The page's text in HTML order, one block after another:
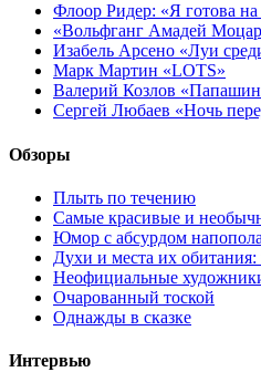
Флоор Ридер: «Я готова
«Вольфганг Амадей
Изабель Арсено «Луи
Марк Мартин «LOTS»
Валерий Козлов
Сергей Любаев «Ночь
Обзоры
Плыть по течению
Самые красивые и
Юмор с абсурдом
Духи и места их
Неофициальные
Очарованный тоской
Однажды в сказке
Интервью